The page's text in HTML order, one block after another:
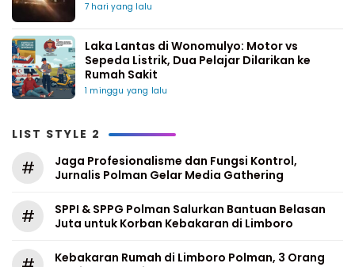
7 hari yang lalu
Laka Lantas di Wonomulyo: Motor vs
Sepeda Listrik, Dua Pelajar Dilarikan ke
Rumah Sakit
1 minggu yang lalu
LIST STYLE 2
#
Jaga Profesionalisme dan Fungsi Kontrol,
Jurnalis Polman Gelar Media Gathering
#
SPPI & SPPG Polman Salurkan Bantuan Belasan
Juta untuk Korban Kebakaran di Limboro
Kebakaran Rumah di Limboro Polman, 3 Orang